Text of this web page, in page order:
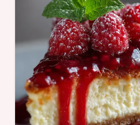
Maïs aux Bleuets un dessert
ultramoelleux Parfait pour un
un brunch Simple et inratable